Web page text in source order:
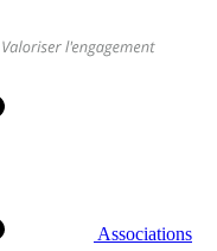
Associations